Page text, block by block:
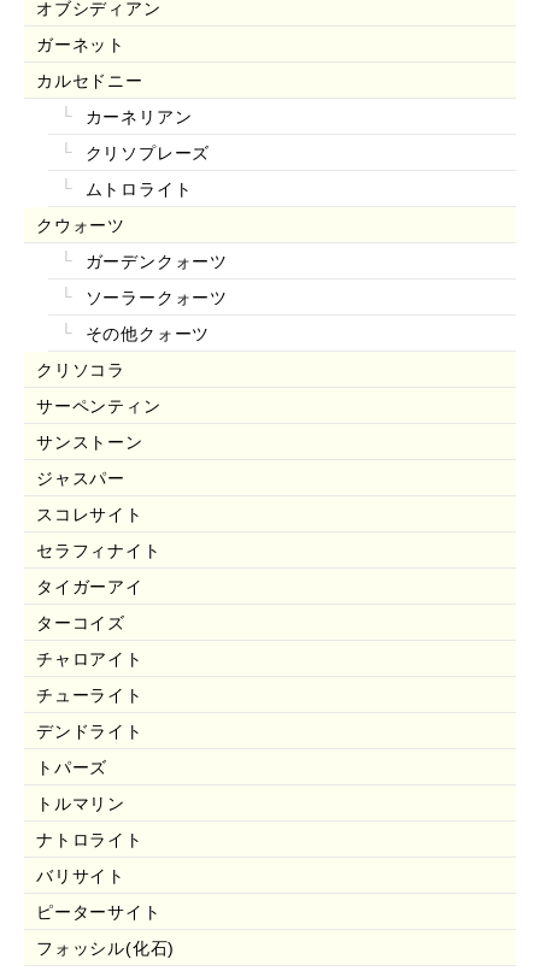
オブシディアン
ガーネット
カルセドニー
カーネリアン
クリソプレーズ
ムトロライト
クウォーツ
ガーデンクォーツ
ソーラークォーツ
その他クォーツ
クリソコラ
サーペンティン
サンストーン
ジャスパー
スコレサイト
セラフィナイト
タイガーアイ
ターコイズ
チャロアイト
チューライト
デンドライト
トパーズ
トルマリン
ナトロライト
バリサイト
ピーターサイト
フォッシル(化石)